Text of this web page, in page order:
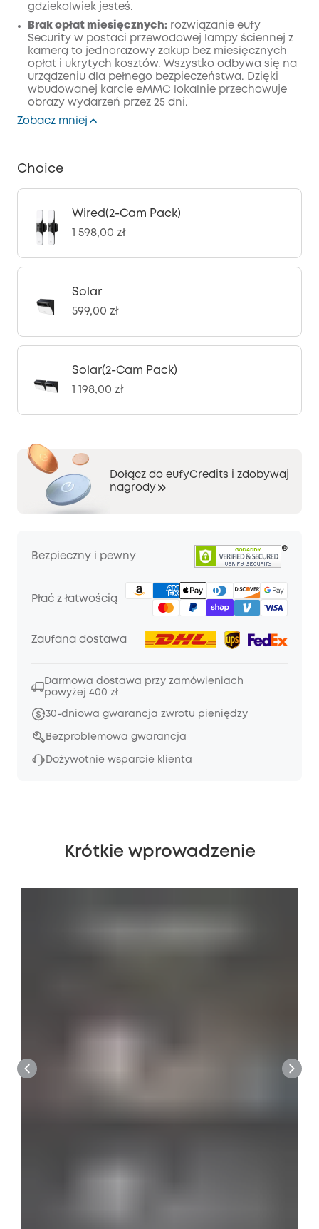
gdziekolwiek jesteś.
Brak opłat miesięcznych: rozwiązanie eufy
Security w postaci przewodowej lampy ściennej z
kamerą to jednorazowy zakup bez miesięcznych
opłat i ukrytych kosztów. Wszystko odbywa się na
urządzeniu dla pełnego bezpieczeństwa. Dzięki
wbudowanej karcie eMMC lokalnie przechowuje
obrazy wydarzeń przez 25 dni.
Zobacz mniej
Choice
Wired(2-Cam Pack)
1 598,00 zł
Solar
599,00 zł
Solar(2-Cam Pack)
1 198,00 zł
Dołącz do eufyCredits i zdobywaj
nagrody
Bezpieczny i pewny
Płać z łatwością
Zaufana dostawa
Darmowa dostawa przy zamówieniach
powyżej 400 zł
30-dniowa gwarancja zwrotu pieniędzy
Bezproblemowa gwarancja
Dożywotnie wsparcie klienta
Krótkie wprowadzenie